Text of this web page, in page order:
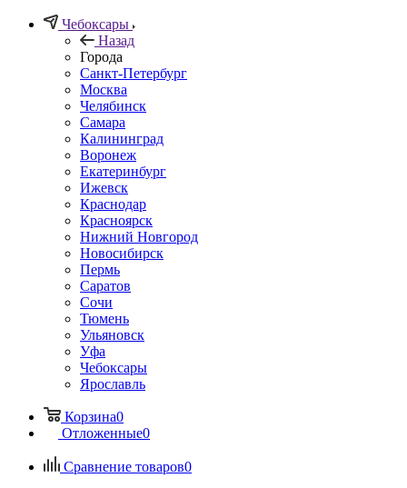
Чебоксары
Назад
Города
Санкт-Петербург
Москва
Челябинск
Самара
Калининград
Воронеж
Екатеринбург
Ижевск
Краснодар
Красноярск
Нижний Новгород
Новосибирск
Пермь
Саратов
Сочи
Тюмень
Ульяновск
Уфа
Чебоксары
Ярославль
Корзина0
Отложенные0
Сравнение товаров0